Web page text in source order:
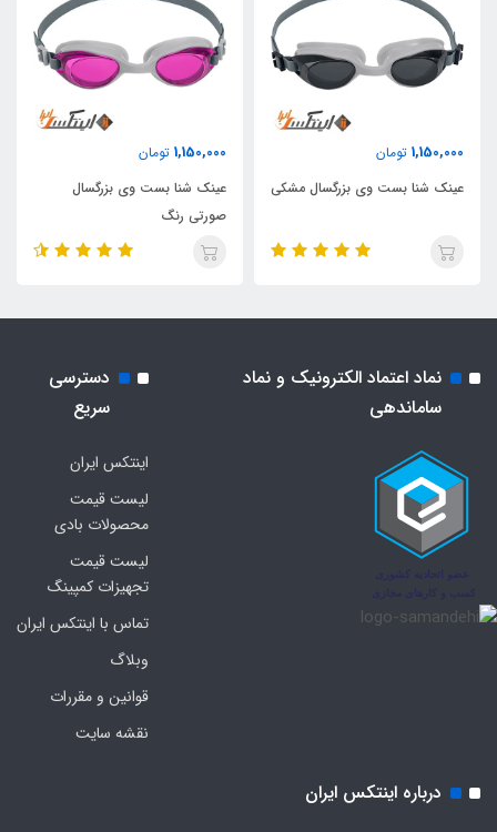
1,150,000 تومان
عینک شنا بست وی بزرگسال مشکی
1,150,000 تومان
عینک شنا بست وی بزرگسال
صورتی رنگ
نماد اعتماد الکترونیک و نماد
ساماندهی
دسترسی
سریع
اینتکس ایران
لیست قیمت
محصولات بادی
لیست قیمت
تجهیزات کمپینگ
تماس با اینتکس ایران
وبلاگ
قوانین و مقررات
نقشه سایت
درباره اینتکس ایران